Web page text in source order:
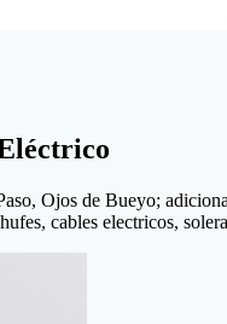
Ojos de Bueyo;
cables electricos,